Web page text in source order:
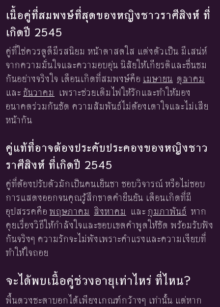
เนื้อคู่ที่สมพงษ์ที่สุดของหญิงชาวราศีสิงห์ ที่
เกิดปี 2545
คู่ที่ใช่ควรดูดีมีรสนิยม หน้าตาสดใส แต่งตัวเป็น มีเสน่ห์
จากความมั่นใจและความอบอุ่น นิสัยให้เกียรติและชื่นชม
กันอย่างจริงใจ เดือนเกิดที่สมพงษ์คือ เมษายน ตุลาคม
และ ธันวาคม เพราะช่วยเติมไฟให้รักและทำให้มอง
อนาคตร่วมกันชัด ความสัมพันธ์ไม่ต้องเดาใจและไม่เสีย
หน้ากัน
คู่แท้ที่อาจต้องประคับประคองของหญิงชาว
ราศีสิงห์ ที่เกิดปี 2545
คู่ที่ต้องปรับตัวมักเป็นคนเย็นชา ชอบวิจารณ์ หรือไม่ชอบ
การแสดงออกจนคุณรู้สึกขาดคำยืนยัน เดือนเกิดที่มี
อุปสรรคคือ พฤษภาคม สิงหาคม และ กุมภาพันธ์ หาก
คุยเรื่องวิธีให้กำลังใจและขอบเขตคำพูดให้ชัด พร้อมรับฟัง
กันจริงๆ ความรักจะไม่พังเพราะคำแรงและความเงียบที่
ทำให้ใจถอย
จะได้พบเนื้อคู่ช่วงอายุเท่าไหร่ ที่ไหน?
พื้นดวงชะตาบอกได้เพียงเกณฑ์กว้างๆ เท่านั้น แต่หาก